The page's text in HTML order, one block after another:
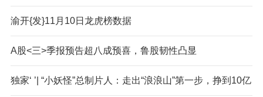
渝开{发}11月10日龙虎榜数据
A股<三>季报预告超八成预喜，鲁股韧性凸显
独家‘ ’| “小妖怪”总制片人：走出“浪浪山”第一步，挣到10亿